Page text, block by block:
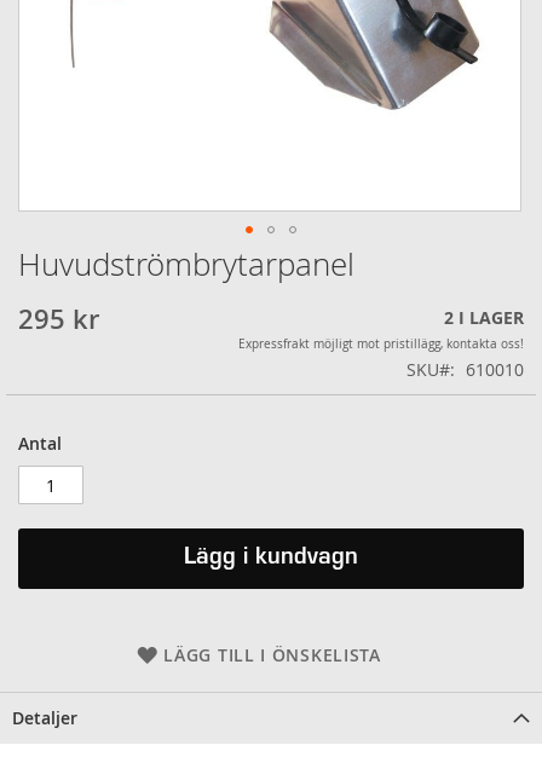
Huvudströmbrytarpanel
295 kr 2 I LAGER
Expressfrakt möjligt mot pristillägg, kontakta oss!
SKU 610010
Antal
Lägg i kundvagn
LÄGG TILL I ÖNSKELISTA
Hoppa
till
början
av
Detaljer